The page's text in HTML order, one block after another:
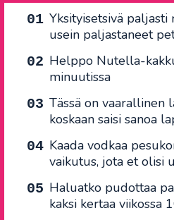
Yksityisetsivä paljasti
usein paljastaneet
Helppo Nutella-
minuutissa
Tässä on vaarallinen
koskaan saisi sanoa
Kaada vodkaa
vaikutus, jota et olisi
Haluatko pudottaa
kaksi kertaa viikossa